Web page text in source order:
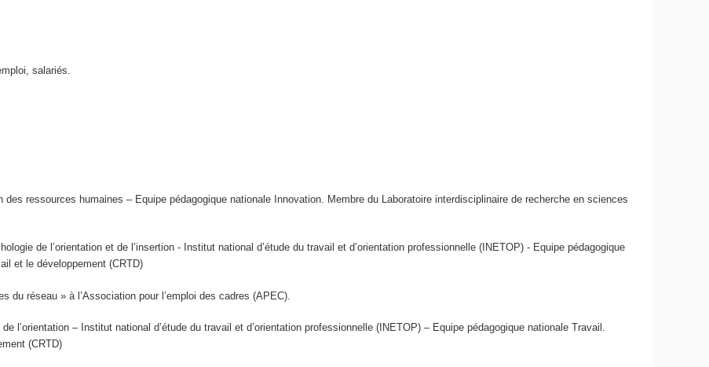
salariés.
ressources humaines – Equipe pédagogique nationale Innovation. Membre du Laboratoire interdisciplinaire de recherche en sciences
de l’orientation et de l’insertion - Institut national d’étude du travail et d’orientation professionnelle (INETOP) - Equipe pédagogique
et le développement (CRTD)
réseau » à l’Association pour l’emploi des cadres (APEC).
l’orientation – Institut national d’étude du travail et d’orientation professionnelle (INETOP) – Equipe pédagogique nationale Travail.
(CRTD)